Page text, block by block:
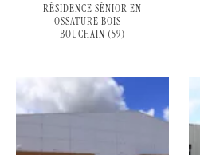
RÉSIDENCE SÉNIOR EN
OSSATURE BOIS –
BOUCHAIN (59)